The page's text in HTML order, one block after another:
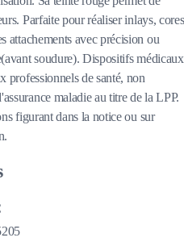
Parfaite pour réaliser inlays,
attachements avec précision ou
soudure). Dispositifs médicaux
professionnels de santé, non
maladie au titre de la LPP.
figurant dans la notice ou sur